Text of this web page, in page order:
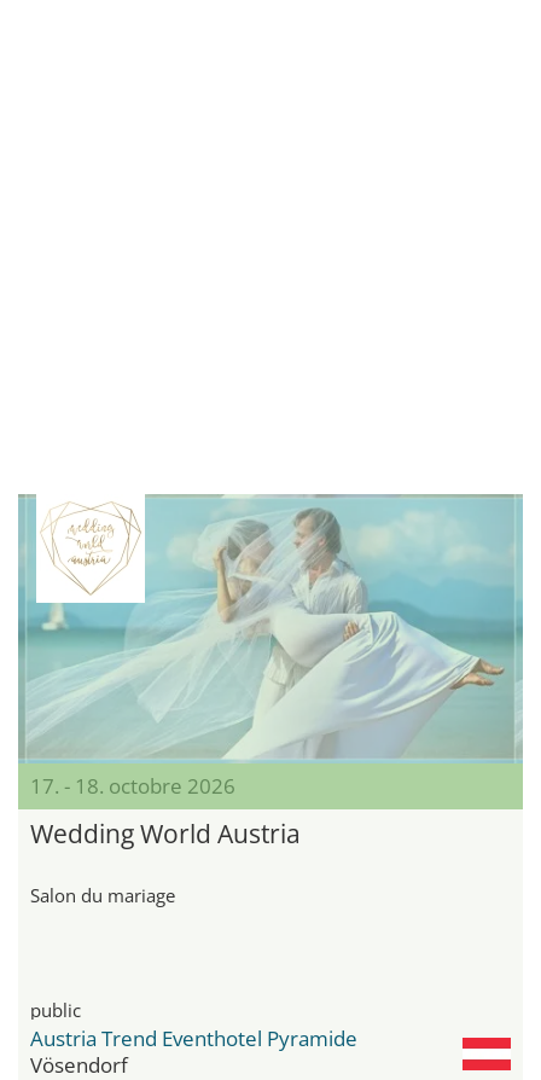
17. - 18. octobre 2026
Wedding World Austria
Salon du mariage
public
Austria Trend Eventhotel Pyramide
Vösendorf